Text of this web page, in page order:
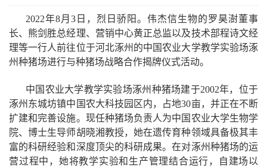
2022年8月 3 日，烈日骄阳。伟杰信生物的罗昊澍董事
长、熊剑胜总经理、营销中心黄正总监以及技术部程诗文经
理等一行人前往位于河北涿州的中国农业大学教学实验场涿
州种猪场进行与种猪场战略合作揭牌仪式活动。
中国农业大学教学实验场涿州种猪场建于2002年，位于
涿州东城坊镇中国农大科技园区内，占地30亩，并正在不断
扩建和完善设施。现任种猪场负责人为中国农业大学生物学
院、博士生导师胡晓湘教授，她在遗传育种领域具备极其丰
富的科研经验和深度顶尖的科研成果。在对涿州种猪场的运
营过程中，她将教学实验和生产管理结合运行，自建场以